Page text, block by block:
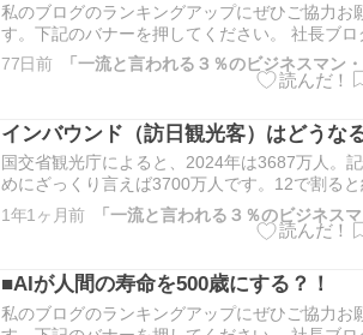
私のブログのランキングアップにぜひご協力お
す。下記のバナーを押してください。 社長ブロ
ング 仙台市ランキング こちらもよろしくお願
にほんブログ村 特に仕事が上手く行かない方
ぶっていたり、思考…
77日前
インバウンド（訪日観光客）はどうな
国交省観光庁によると、2024年は3687万人。
めにざっくり言えば3700万人です。12で割る
人です。では今年2025年は４月までどうでし
万人との発表があり、月当たり361万人と16%
1年1ヶ月前
■AIが人間の寿命を500歳にする？！
私のブログのランキングアップにぜひご協力お